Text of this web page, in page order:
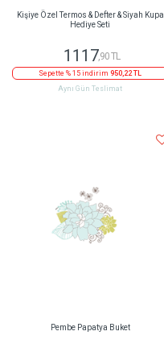
Kişiye Özel Termos & Defter & Siyah Kupa
Hediye Seti
1117,90 TL
Sepette % 15 indirim950,22 TL
Aynı Gün Teslimat
Pembe Papatya Buket